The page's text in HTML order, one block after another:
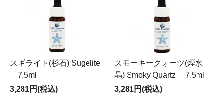
スギライト(杉石) Sugelite
7,5ml
3,281円(税込)
スモーキークォーツ(煙水
晶) Smoky Quartz 7,5ml
3,281円(税込)